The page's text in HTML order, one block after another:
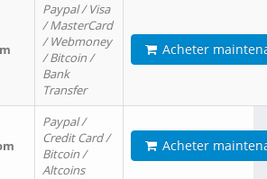
Paypal / Visa
/ MasterCard
/ Webmoney
/ Bitcoin /
Bank
Transfer
Acheter
Paypal /
Credit Card /
Bitcoin /
Altcoins
Acheter